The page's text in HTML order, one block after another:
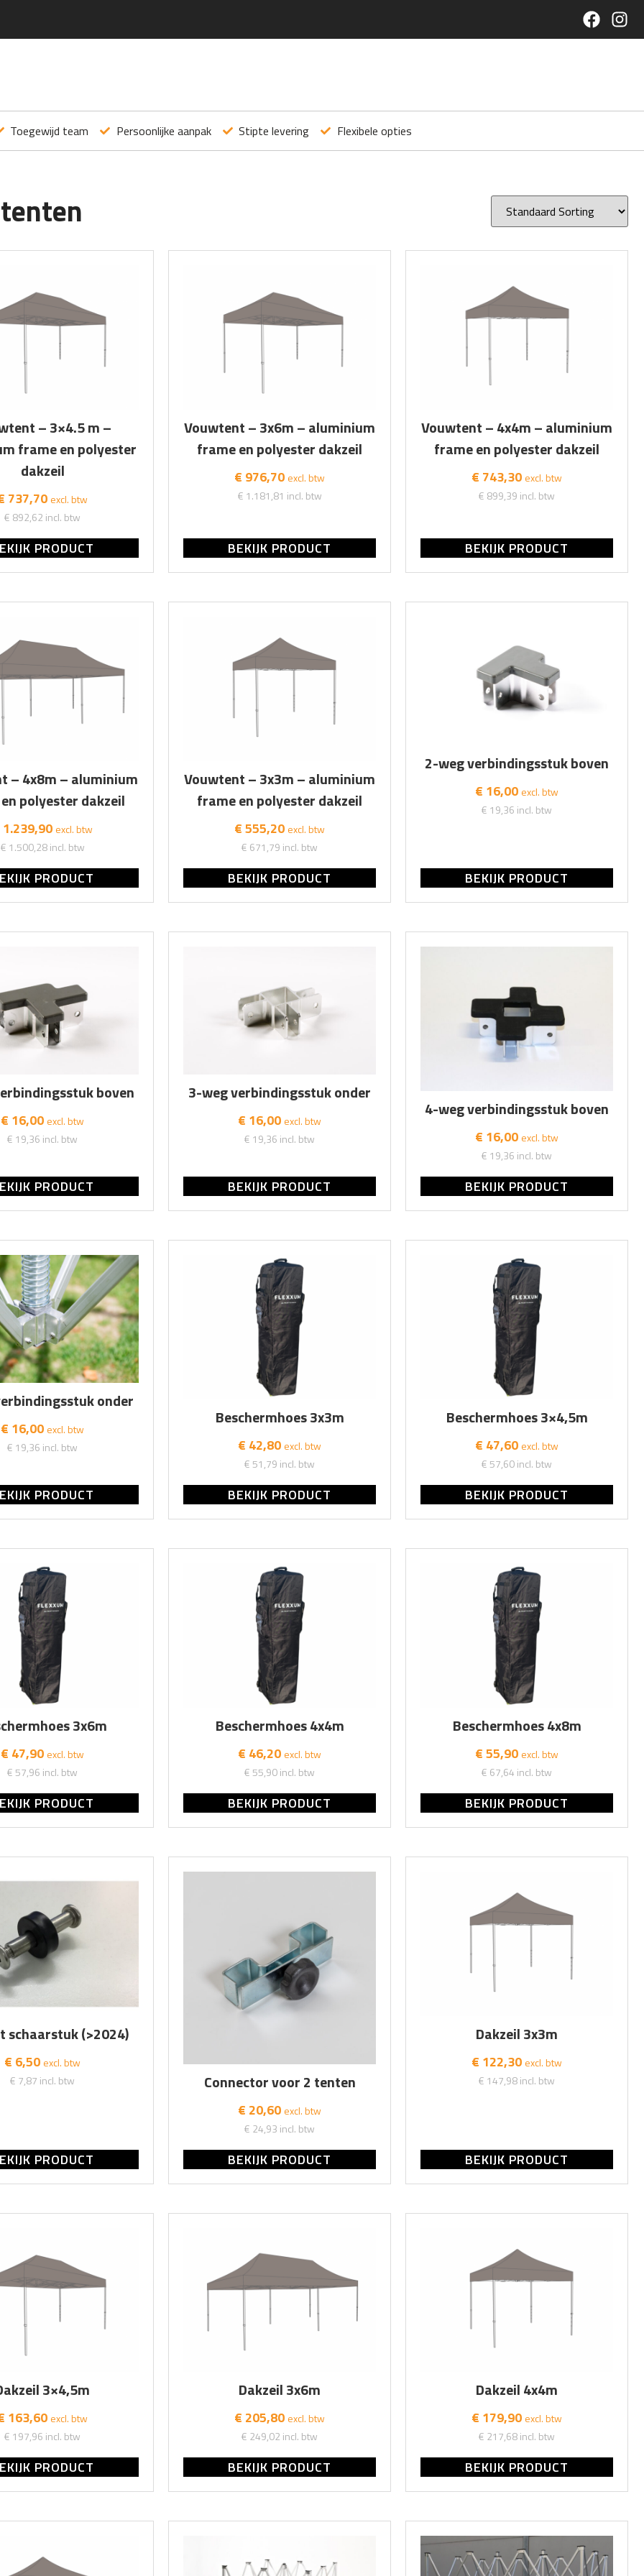
Toegewijd team Persoonlijke aanpak Stipte levering Flexibele opties
– 3×4.5 m –
frame en polyester
dakzeil
737,70 excl. btw
€ 892,62 incl. btw
PRODUCT
Vouwtent – 3x6m – aluminium
frame en polyester dakzeil
€ 976,70 excl. btw
€ 1.181,81 incl. btw
BEKIJK PRODUCT
Vouwtent – 4x4m – aluminium
frame en polyester dakzeil
€ 743,30 excl. btw
€ 899,39 incl. btw
BEKIJK PRODUCT
– 4x8m – aluminium
polyester dakzeil
excl. btw
€ 1.500,28incl. btw
PRODUCT
Vouwtent – 3x3m – aluminium
frame en polyester dakzeil
€ 555,20 excl. btw
€ 671,79 incl. btw
BEKIJK PRODUCT
2-weg verbindingsstuk boven
€ 16,00 excl. btw
€ 19,36 incl. btw
BEKIJK PRODUCT
boven
€ 16,00 excl. btw
€ 19,36 incl. btw
PRODUCT
3-weg verbindingsstuk onder
€ 16,00 excl. btw
€ 19,36 incl. btw
BEKIJK PRODUCT
4-weg verbindingsstuk boven
€ 16,00 excl. btw
€ 19,36 incl. btw
BEKIJK PRODUCT
onder
€ 16,00 excl. btw
€ 19,36 incl. btw
PRODUCT
Beschermhoes 3x3m
€ 42,80 excl. btw
€ 51,79 incl. btw
BEKIJK PRODUCT
Beschermhoes 3×4,5m
€ 47,60 excl. btw
€ 57,60incl. btw
BEKIJK PRODUCT
3x6m
€ 47,90 excl. btw
€ 57,96 incl. btw
PRODUCT
Beschermhoes 4x4m
€ 46,20 excl. btw
€ 55,90incl. btw
BEKIJK PRODUCT
Beschermhoes 4x8m
€ 55,90 excl. btw
€ 67,64 incl. btw
BEKIJK PRODUCT
schaarstuk (>2024)
€ 6,50 excl. btw
€ 7,87 incl. btw
PRODUCT
Connector voor 2 tenten
€ 20,60 excl. btw
€ 24,93 incl. btw
BEKIJK PRODUCT
Dakzeil 3x3m
€ 122,30 excl. btw
€ 147,98incl. btw
BEKIJK PRODUCT
3×4,5m
163,60 excl. btw
€ 197,96 incl. btw
PRODUCT
Dakzeil 3x6m
€ 205,80 excl. btw
€ 249,02 incl. btw
BEKIJK PRODUCT
Dakzeil 4x4m
€ 179,90 excl. btw
€ 217,68incl. btw
BEKIJK PRODUCT